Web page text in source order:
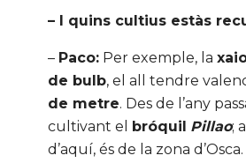
– I quins cultius estàs
– Paco: Per exemple, la
de bulb, el all tendre
de metre. Des de l’any
cultivant el bróquil Pillao;
d’aquí, és de la zona